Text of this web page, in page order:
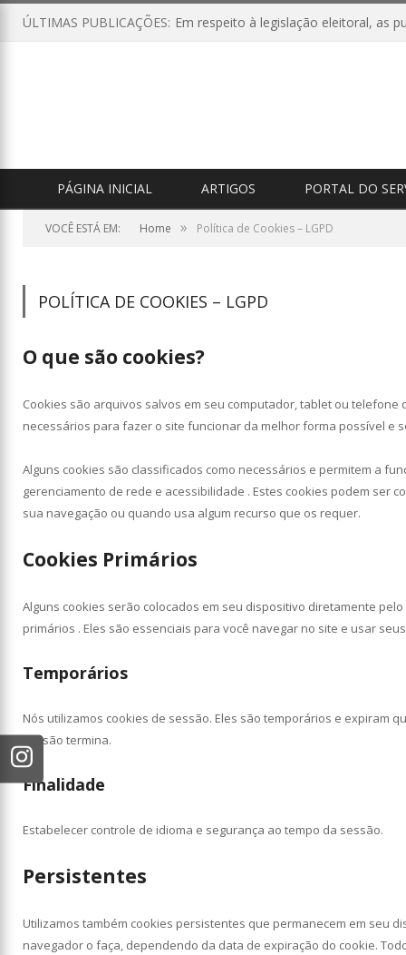
ÚLTIMAS PUBLICAÇÕES:
PÁGINA INICIAL ARTIGOS PORTAL DO
VOCÊ ESTÁ EM: Home » Política de Cookies – LGPD
POLÍTICA DE COOKIES – LGPD
O que são cookies?
Cookies são arquivos salvos em seu computador, tablet ou telefone
necessários para fazer o site funcionar da melhor forma possível e
Alguns cookies são classificados como necessários e permitem a
gerenciamento de rede e acessibilidade . Estes cookies podem ser
sua navegação ou quando usa algum recurso que os requer.
Cookies Primários
Alguns cookies serão colocados em seu dispositivo diretamente
primários . Eles são essenciais para você navegar no site e usar
Temporários
Nós utilizamos cookies de sessão. Eles são temporários e expiram
sessão termina.
Finalidade
Estabelecer controle de idioma e segurança ao tempo da sessão.
Persistentes
Utilizamos também cookies persistentes que permanecem em seu
navegador o faça, dependendo da data de expiração do cookie.